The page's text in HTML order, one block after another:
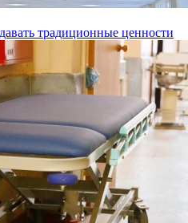
традиционные ценности